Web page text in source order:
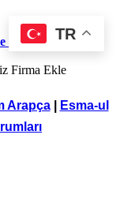
Hizmetleri,
Firma Ekle
Arapça|
Esma-ul
TR